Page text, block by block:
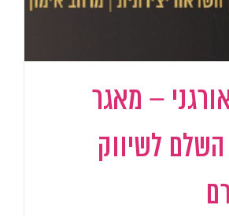
– מאגר
לשיווק